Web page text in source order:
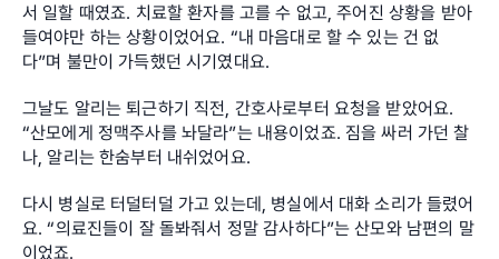
서 일할 때였죠. 치료할 환자를 고를 수 없고, 주어진 상황을 받아
들여야만 하는 상황이었어요. “내 마음대로 할 수 있는 건 없
다”며 불만이 가득했던 시기였대요.
그날도 알리는 퇴근하기 직전, 간호사로부터 요청을 받았어요.
“산모에게 정맥주사를 놔달라”는 내용이었죠. 짐을 싸러 가던 찰
나, 알리는 한숨부터 내쉬었어요.
다시 병실로 터덜터덜 가고 있는데, 병실에서 대화 소리가 들렸어
요. “의료진들이 잘 돌봐줘서 정말 감사하다”는 산모와 남편의 말
이었죠.